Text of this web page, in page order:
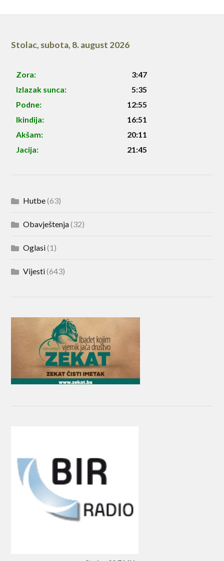
Stolac, subota, 8. august 2026
Zora:
3:47
Izlazak sunca:
5:35
Podne:
12:55
Ikindija:
16:51
Akšam:
20:11
Jacija:
21:45
Hutbe(63)
Obavještenja(32)
Oglasi(1)
Vijesti(643)